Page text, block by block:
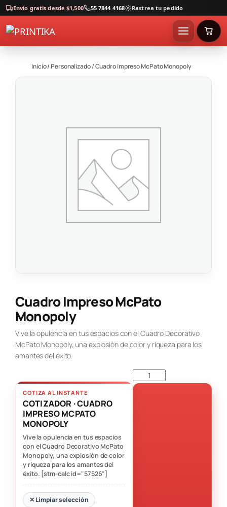
Envío gratis desde $1,500 55 7844 4168 Rastrea tu pedido
Inicio/Personalizado/ Cuadro Impreso McPato Monopoly
Cuadro Impreso McPato
Monopoly
Vive la opulencia en tus espacios con el Cuadro Decorativo
McPato Monopoly, una explosión de color y riqueza para los
amantes del éxito.
COTIZA AL INSTANTE
COTIZADOR · CUADRO
IMPRESO MCPATO
MONOPOLY
Vive la opulencia en tus espacios
con el Cuadro Decorativo McPato
Monopoly, una explosión de color
y riqueza para los amantes del
éxito. [stm-calc id="57526"]
✕ Limpiar selección